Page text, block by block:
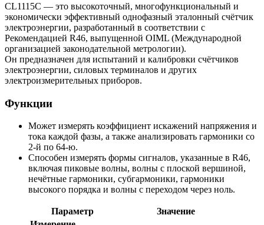
CL1115C — это высокоточный, многофункциональный и
экономически эффективный однофазный эталонный счётчик
электроэнергии, разработанный в соответствии с
Рекомендацией R46, выпущенной OIML (Международной
организацией законодательной метрологии).
Он предназначен для испытаний и калибровки счётчиков
электроэнергии, силовых терминалов и других
электроизмерительных приборов.
Функции
Может измерять коэффициент искажений напряжения и
тока каждой фазы, а также анализировать гармоники со
2-й по 64-ю.
Способен измерять формы сигналов, указанные в R46,
включая пиковые волны, волны с плоской вершиной,
нечётные гармоники, субгармоники, гармоники
высокого порядка и волны с переходом через ноль.
Параметр
Значение